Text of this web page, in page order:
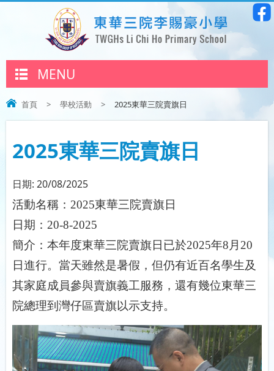
MENU
首頁 > 學校活動 > 2025東華三院賣旗日
2025東華三院賣旗日
日期: 20/08/2025
活動名稱： 2025東華三院賣旗日
日期： 20-8-2025
簡介：本年度東華三院賣旗日已於2025年8 月 20
日進行。當天雖然是暑假，但仍有近百名學生及
其家庭成員參與賣旗義工服務，還有幾位東華三
院總理到灣仔區賣旗以示支持。